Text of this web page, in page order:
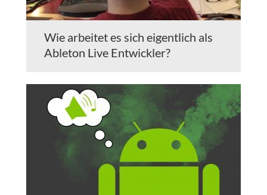
Wie arbeitet es sich eigentlich als
Ableton Live Entwickler?